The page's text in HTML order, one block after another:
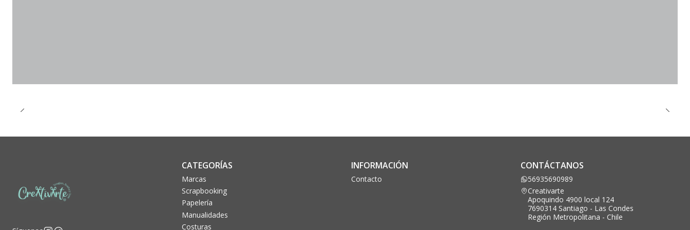
CATEGORÍAS
Marcas
Scrapbooking
Papelería
Manualidades
Costuras
INFORMACIÓN
Contacto
CONTÁCTANOS
56935690989
Creativarte
Apoquindo 4900 local 124
7690314 Santiago - Las Condes
Región Metropolitana - Chile